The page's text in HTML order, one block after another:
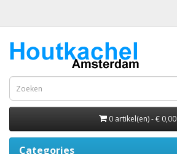
0 artikel(en) - € 0,00
Categories